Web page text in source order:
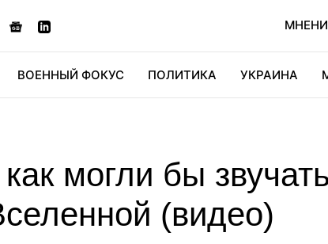
ВОЕННЫЙ ФОКУС ПОЛИТИКА УКРАИНА
могли бы
(видео)